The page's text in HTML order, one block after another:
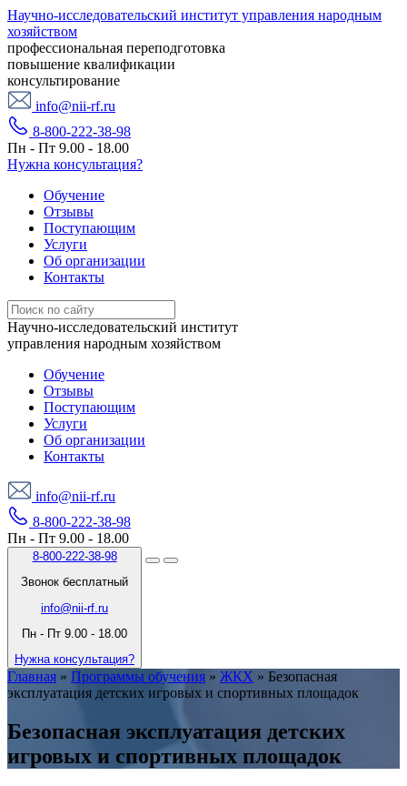
Научно-исследовательский институт управления народным
хозяйством
профессиональная переподготовка
повышение квалификации
консультирование
info@nii-rf.ru
8-800-222-38-98
Пн - Пт 9.00 - 18.00
Нужна консультация?
Обучение
Отзывы
Поступающим
Услуги
Об организации
Контакты
Научно-исследовательский институт
управления народным хозяйством
Обучение
Отзывы
Поступающим
Услуги
Об организации
Контакты
info@nii-rf.ru
8-800-222-38-98
Пн - Пт 9.00 - 18.00
8-800-222-38-98
Звонок бесплатный
info@nii-rf.ru
Пн - Пт 9.00 - 18.00
Нужна консультация?
Главная » Программы обучения » ЖКХ » Безопасная
эксплуатация детских игровых и спортивных площадок
Безопасная эксплуатация детских
игровых и спортивных площадок